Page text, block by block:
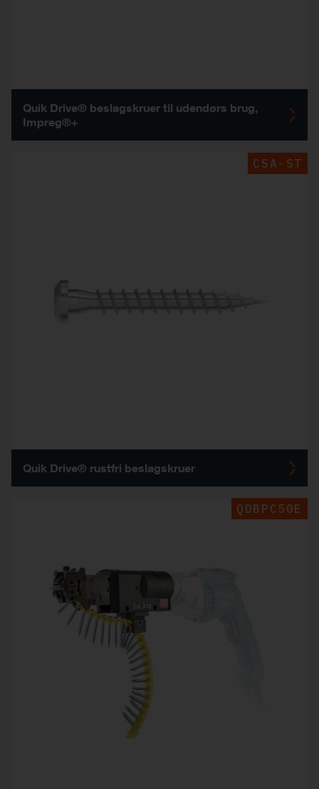
Quik Drive® beslagskruer til udendørs brug,
Impreg®+
CSA-ST
Quik Drive® rustfri beslagskruer
QDBPC50E